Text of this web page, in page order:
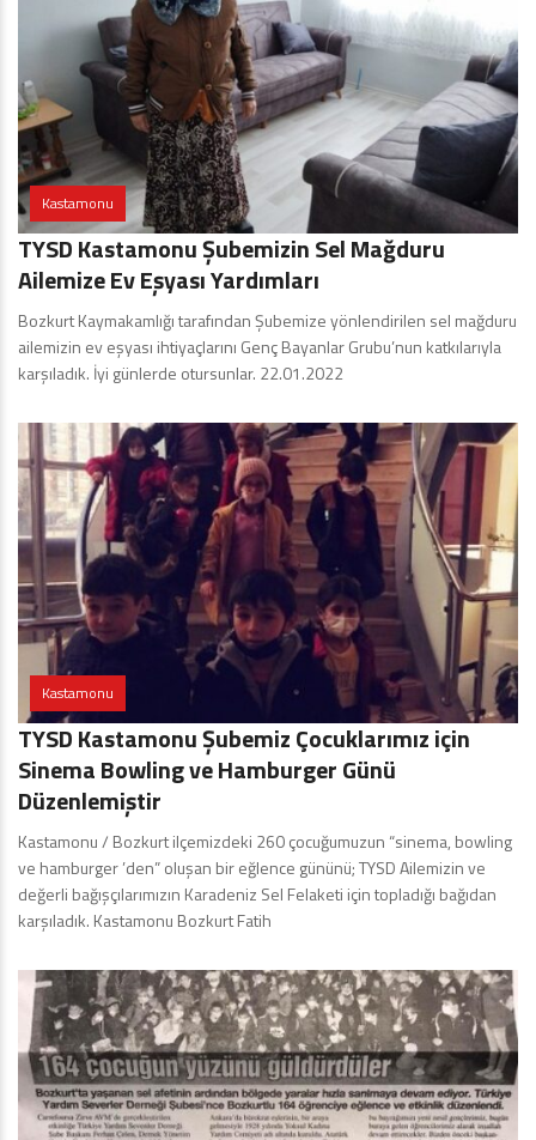
Kastamonu
TYSD Kastamonu Şubemizin Sel Mağduru
Ailemize Ev Eşyası Yardımları
Bozkurt Kaymakamlığı tarafından Şubemize yönlendirilen sel mağduru
ailemizin ev eşyası ihtiyaçlarını Genç Bayanlar Grubu’nun katkılarıyla
karşıladık. İyi günlerde otursunlar. 22.01.2022
Kastamonu
TYSD Kastamonu Şubemiz Çocuklarımız için
Sinema Bowling ve Hamburger Günü
Düzenlemiştir
Kastamonu / Bozkurt ilçemizdeki 260 çocuğumuzun “sinema, bowling
ve hamburger ’den” oluşan bir eğlence gününü; TYSD Ailemizin ve
değerli bağışçılarımızın Karadeniz Sel Felaketi için topladığı bağıdan
karşıladık. Kastamonu Bozkurt Fatih